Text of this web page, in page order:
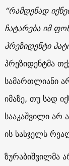
“რამდენად
ჩატარება იმ
პრეზიდენტი
პრეზიდენტმა
სამართლიანი
იმაზე, თუ სად
სააკაშვილი არ
ის სასჯელს
ზურაბიშვილმა